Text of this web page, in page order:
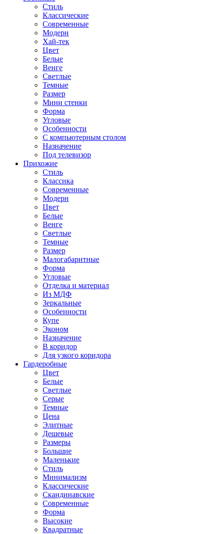
Стиль
Классические
Современные
Модерн
Хай-тек
Цвет
Белые
Венге
Светлые
Темные
Размер
Мини стенки
Форма
Угловые
Особенности
С компьютерным столом
Назначение
Под телевизор
Прихожие
Стиль
Классика
Современные
Модерн
Цвет
Белые
Венге
Светлые
Темные
Размер
Малогабаритные
Форма
Угловые
Отделка и материал
Из МДФ
Зеркальные
Особенности
Купе
Эконом
Назначение
В коридор
Для узкого коридора
Гардеробные
Цвет
Белые
Светлые
Серые
Темные
Цена
Элитные
Дешевые
Размеры
Большие
Маленькие
Стиль
Минимализм
Классические
Скандинавские
Современные
Форма
Высокие
Квадратные